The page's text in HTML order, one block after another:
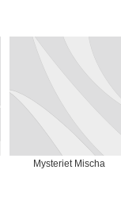
Mysteriet Mischa